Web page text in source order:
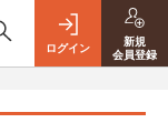
ログイン
新規
会員登録